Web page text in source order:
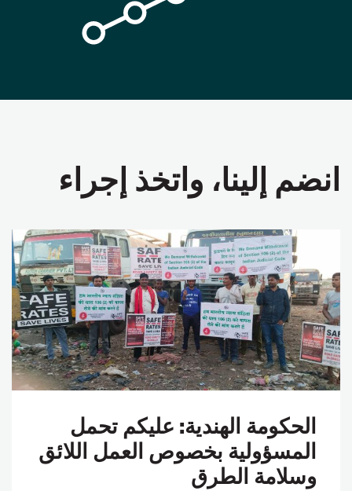
انضم إلينا، واتخذ إجراء
الحكومة الهندية: عليكم تحمل
المسؤولية بخصوص العمل اللائق
وسلامة الطرق